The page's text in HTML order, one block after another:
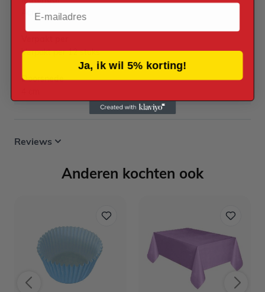
Acryl
Verpakt per 12 stuks
Doorsnede
Reviews
Anderen kochten ook
Email
Ja, ik wil 5% korting!